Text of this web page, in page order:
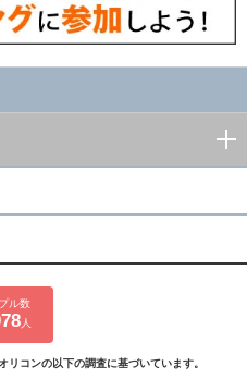
ル数
人
リコンの以下の調査に基づいています。